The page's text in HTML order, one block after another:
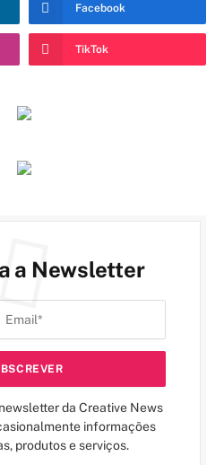
Facebook
TikTok
a Newsletter
da Creative News
informações
produtos e serviços.